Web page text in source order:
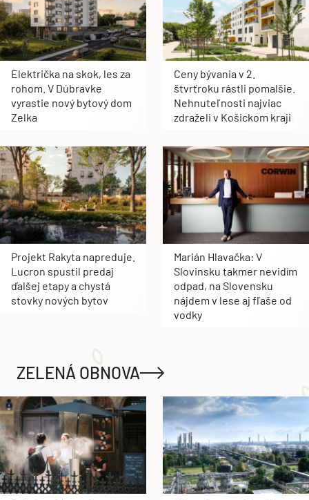
Električka na skok, les za
rohom. V Dúbravke
vyrastie nový bytový dom
Zelka
Ceny bývania v 2.
štvrťroku rástli pomalšie.
Nehnuteľnosti najviac
zdraželi v Košickom kraji
Projekt Rakyta napreduje.
Lucron spustil predaj
ďalšej etapy a chystá
stovky nových bytov
Marián Hlavačka: V
Slovinsku takmer nevidím
odpad, na Slovensku
nájdem v lese aj fľaše od
vodky
ZELENÁ OBNOVA